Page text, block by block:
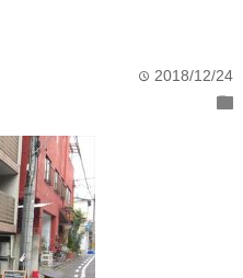
time 2018/12/24
folder